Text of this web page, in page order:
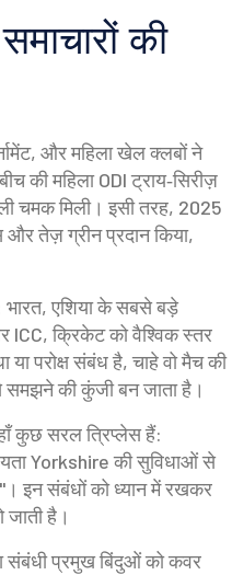
की
और महिला खेल क्लबों ने
की महिला ODI ट्राय‑सिरीज़
चमक मिली। इसी तरह, 2025
और तेज़ ग्रीन प्रदान किया,
भारत,एशिया के सबसे बड़े
ICC,क्रिकेट को वैश्विक स्तर
परोक्ष संबंध है, चाहे वो मैच की
समझने की कुंजी बन जाता है।
कुछ सरल त्रिप्लेस हैं:
Yorkshire की सुविधाओं से
इन संबंधों को ध्यान में रखकर
है।
संबंधी प्रमुख बिंदुओं को कवर